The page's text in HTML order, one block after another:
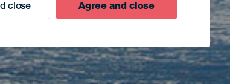
close Agree and close